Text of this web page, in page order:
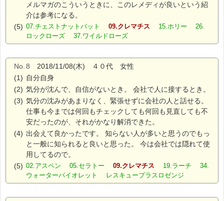
メルマガのこういうときに、このレメディが良いという紹
介は参考になる。
(5) 07.チェストナットバット 09.クレマチス
15.ホリー 26.
ロックローズ 37.ワイルドローズ
No. 8 2018/11/08(木) ４０代 女性
(1) 自分自身
(2) 気分が沈んで、自信がないとき。 会社で人に接するとき。
(3) 気分の沈みがあまりなく、緊張せずに会社の人と話せる。
仕事も今までは何回もチェックしても何回も見直しても不
安だったのが、それがかなり解消できた。
(4) 出会えて良かったです。 知らない人が多いと思うのでもっ
と一般に知られると良いと思った。 今は会社では隠れて使
用してるので。
(5) 02.アスペン 05.セラトー 09.クレマチス
19.ラーチ 34.
ウォーターバイオレット レスキュープラスロゼンジ